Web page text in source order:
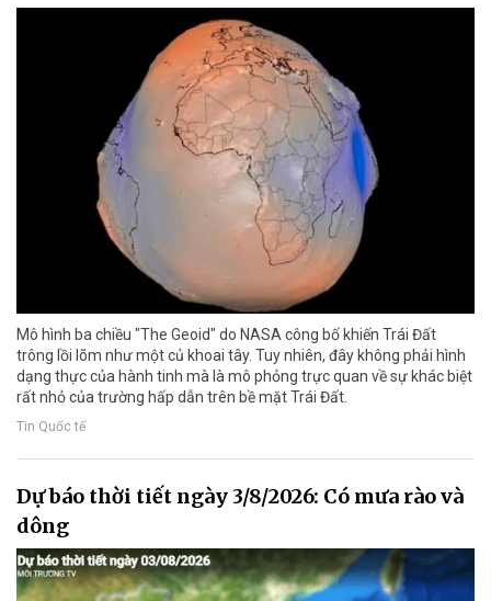
Mô hình ba chiều "The Geoid" do NASA công bố khiến Trái Đất
trông lồi lõm như một củ khoai tây. Tuy nhiên, đây không phải hình
dạng thực của hành tinh mà là mô phỏng trực quan về sự khác biệt
rất nhỏ của trường hấp dẫn trên bề mặt Trái Đất.
Tin Quốc tế
Dự báo thời tiết ngày 3/8/2026: Có mưa rào và
dông